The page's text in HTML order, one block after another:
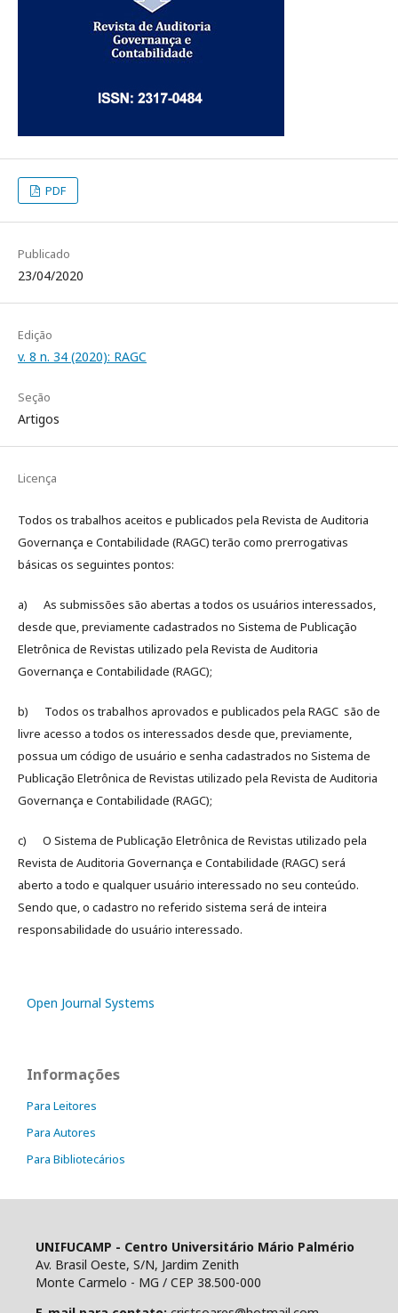
PDF
Publicado
23/04/2020
Edição
v. 8 n. 34 (2020): RAGC
Seção
Artigos
Licença
Todos os trabalhos aceitos e publicados pela Revista de Auditoria
Governança e Contabilidade (RAGC) terão como prerrogativas
básicas os seguintes pontos:
a) As submissões são abertas a todos os usuários interessados,
desde que, previamente cadastrados no Sistema de Publicação
Eletrônica de Revistas utilizado pela Revista de Auditoria
Governança e Contabilidade (RAGC);
b) Todos os trabalhos aprovados e publicados pela RAGC são de
livre acesso a todos os interessados desde que, previamente,
possua um código de usuário e senha cadastrados no Sistema de
Publicação Eletrônica de Revistas utilizado pela Revista de Auditoria
Governança e Contabilidade (RAGC);
c) O Sistema de Publicação Eletrônica de Revistas utilizado pela
Revista de Auditoria Governança e Contabilidade (RAGC) será
aberto a todo e qualquer usuário interessado no seu conteúdo.
Sendo que, o cadastro no referido sistema será de inteira
responsabilidade do usuário interessado.
Open Journal Systems
Informações
Para Leitores
Para Autores
Para Bibliotecários
UNIFUCAMP - Centro Universitário Mário Palmério
Av. Brasil Oeste, S/N, Jardim Zenith
Monte Carmelo - MG / CEP 38.500-000